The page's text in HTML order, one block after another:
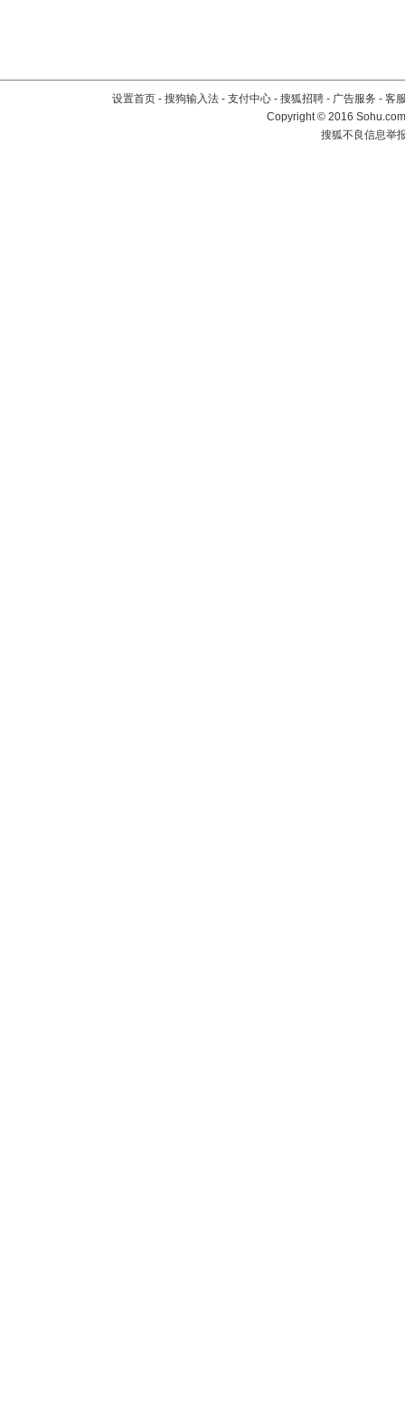
设置首页 - 搜狗输入法 - 支付中心 - 搜狐招聘 - 广告服务 - 客
Copyright©2016
搜狐不良信息举